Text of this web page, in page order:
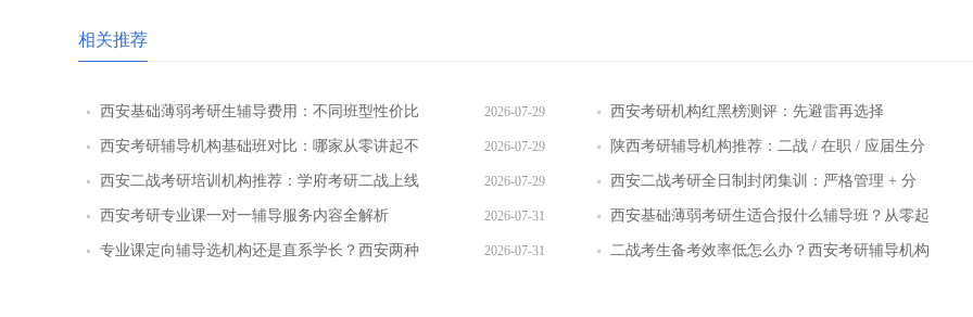
相关推荐
西安基础薄弱考研生辅导费用：不同班型性价比
对比
2026-07-29 西安考研机构红黑榜测评：先避雷再选择
西安考研辅导机构基础班对比：哪家从零讲起不
跳步骤
2026-07-29 陕西考研辅导机构推荐：二战 / 在职 / 应届生分
层教学方案
西安二战考研培训机构推荐：学府考研二战上线
率提升路径
2026-07-29 西安二战考研全日制封闭集训：严格管理 + 分
层教学效果实测
西安考研专业课一对一辅导服务内容全解析 2026-07-31 西安基础薄弱考研生适合报什么辅导班？从零起
步班型推荐
专业课定向辅导选机构还是直系学长？西安两种 2026-07-31 二战考生备考效率低怎么办？西安考研辅导机构